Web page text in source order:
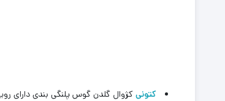
کتونیکژوال گلدن گوس پلنگی بندی دارای